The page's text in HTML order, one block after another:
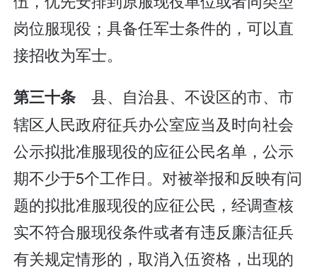
岗位服现役；具备任军士条件的，可以直
接招收为军士。
第三十条 县、自治县、不设区的市、市
辖区人民政府征兵办公室应当及时向社会
公示拟批准服现役的应征公民名单，公示
期不少于5个工作日。对被举报和反映有问
题的拟批准服现役的应征公民，经调查核
实不符合服现役条件或者有违反廉洁征兵
有关规定情形的，取消入伍资格，出现的